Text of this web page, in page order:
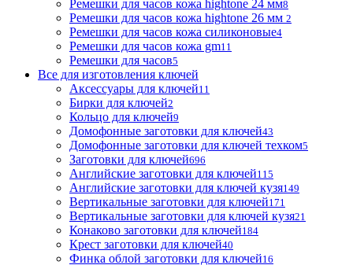
Ремешки для часов кожа hightone 24 мм8
Ремешки для часов кожа hightone 26 мм 2
Ремешки для часов кожа силиконовые4
Ремешки для часов кожа gm11
Ремешки для часов5
Все для изготовления ключей
Аксессуары для ключей11
Бирки для ключей2
Кольцо для ключей9
Домофонные заготовки для ключей43
Домофонные заготовки для ключей техком5
Заготовки для ключей696
Английские заготовки для ключей115
Английские заготовки для ключей кузя149
Вертикальные заготовки для ключей171
Вертикальные заготовки для ключей кузя21
Конаково заготовки для ключей184
Крест заготовки для ключей40
Финка облой заготовки для ключей16